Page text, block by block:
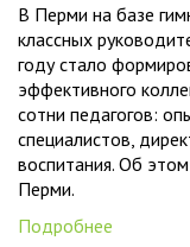
В Перми на базе
классных
году стало
эффективного
сотни педагогов:
специалистов,
воспитания. Об
Перми.
Подробнее